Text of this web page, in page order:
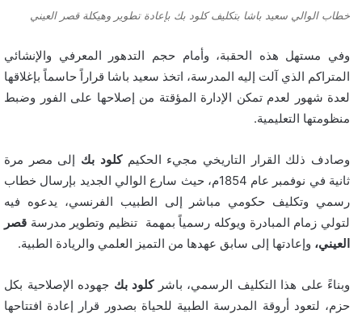
خطاب الوالي سعيد باشا بتكليف كلود بك بإعادة تطوير وهيكلة قصر العيني
وفي مستهل هذه الحقبة، وأمام حجم التدهور المعرفي والإنشائي
المتراكم الذي آلت إليه المدرسة، اتخذ سعيد باشا قراراً حاسماً بإغلاقها
لعدة شهور لعدم تمكن الإدارة المؤقتة من إصلاحها على الفور وضبط
منظومتها التعليمية.
وصادف ذلك القرار التاريخي مجيء الحكيمكلود بك إلى مصر مرة
ثانية في نوفمبر عام 1854م، حيث سارع الوالي الجديد بإرسال خطاب
رسمي وتكليف حكومي مباشر إلى الطبيب الفرنسي، يدعوه فيه
لتولي زمام المبادرة ويوكله رسمياً بمهمة تنظيم وتطوير مدرسة قصر
العيني، وإعادتها إلى سابق عهدها من التميز العلمي والريادة الطبية.
وبناءً على هذا التكليف الرسمي، باشركلود بك جهوده الإصلاحية بكل
حزم، لتعود أروقة المدرسة الطبية للحياة بصدور قرار إعادة افتتاحها